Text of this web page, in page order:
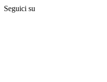
Seguici su